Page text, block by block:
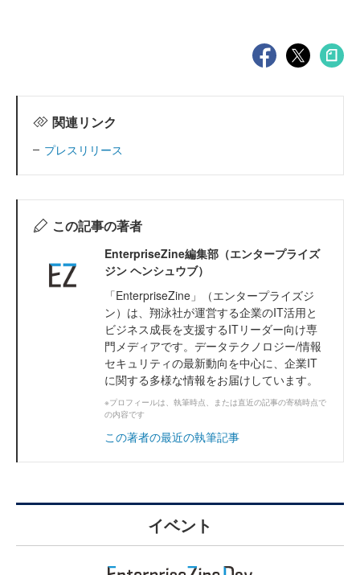
関連リンク
プレスリリース
この記事の著者
EnterpriseZine編集部（エンタープライズ
ジン ヘンシュウブ）
「EnterpriseZine」（エンタープライズジ
ン）は、翔泳社が運営する企業のIT活用と
ビジネス成長を支援するITリーダー向け専
門メディアです。データテクノロジー/情報
セキュリティの最新動向を中心に、企業IT
に関する多様な情報をお届けしています。
※プロフィールは、執筆時点、または直近の記事の寄稿時点で
の内容です
この著者の最近の執筆記事
イベント